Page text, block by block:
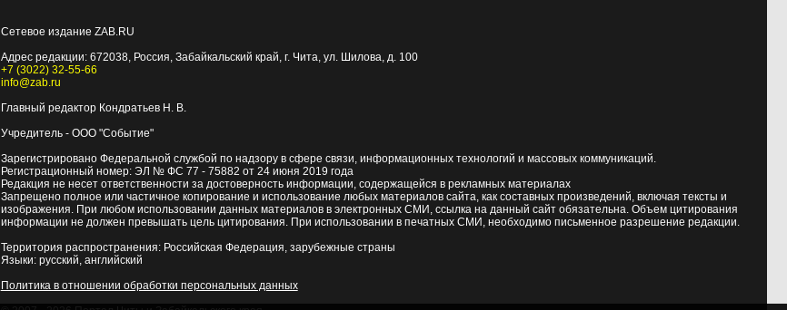
Сетевое издание ZAB.RU
Адрес редакции: 672038, Россия, Забайкальский край, г. Чита, ул. Шилова, д. 100
+7 (3022) 32-55-66
info@zab.ru
Главный редактор Кондратьев Н. В.
Учредитель - ООО "Событие"
Зарегистрировано Федеральной службой по надзору в сфере связи, информационных технологий и массовых коммуникаций.
Регистрационный номер: ЭЛ № ФС 77 - 75882 от 24 июня 2019 года
Редакция не несет ответственности за достоверность информации, содержащейся в рекламных материалах
Запрещено полное или частичное копирование и использование любых материалов сайта, как составных произведений, включая тексты и
изображения. При любом использовании данных материалов в электронных СМИ, ссылка на данный сайт обязательна. Объем цитирования
информации не должен превышать цель цитирования. При использовании в печатных СМИ, необходимо письменное разрешение редакции.
Территория распространения: Российская Федерация, зарубежные страны
Языки: русский, английский
Политика в отношении обработки персональных данных